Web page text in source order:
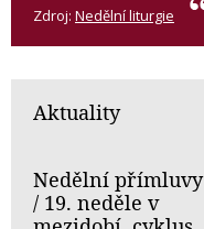
Zdroj: Nedělní liturgie
Aktuality
Nedělní přímluvy
/ 19. neděle v